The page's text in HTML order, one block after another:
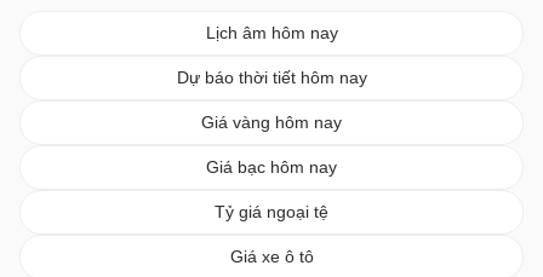
Lịch âm hôm nay
Dự báo thời tiết hôm nay
Giá vàng hôm nay
Giá bạc hôm nay
Tỷ giá ngoại tệ
Giá xe ô tô